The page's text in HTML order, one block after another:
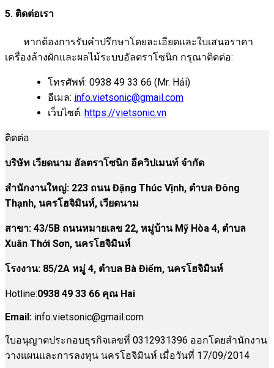
5. ติดต่อเรา
หากต้องการรับคำปรึกษาโดยละเอียดและใบเสนอราคา
เครื่องล้างผักและผลไม้ระบบอัลตราโซนิก กรุณาติดต่อ:
โทรศัพท์: 0938 49 33 66 (Mr. Hải)
อีเมล: info.vietsonic@gmail.com
เว็บไซต์: https://vietsonic.vn
ติดต่อ
บริษัท เวียดนาม อัลตราโซนิก อีควิปเมนท์ จำกัด
สำนักงานใหญ่: 223 ถนน Đặng Thúc Vịnh, ตำบล Đông
Thạnh, นครโฮจิมินห์, เวียดนาม
สาขา: 43/5B ถนนหมายเลข 22, หมู่บ้าน Mỹ Hòa 4, ตำบล
Xuân Thới Sơn, นครโฮจิมินห์
โรงงาน: 85/2A หมู่ 4, ตำบล Bà Điểm, นครโฮจิมินห์
Hotline:0938 49 33 66 คุณ Hai
Email: info.vietsonic@gmail.com
ใบอนุญาตประกอบธุรกิจเลขที่ 0312931396 ออกโดยสำนักงาน
วางแผนและการลงทุน นครโฮจิมินห์ เมื่อวันที่ 17/09/2014